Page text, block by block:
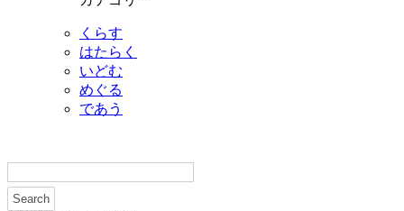
くらす
はたらく
いどむ
めぐる
であう